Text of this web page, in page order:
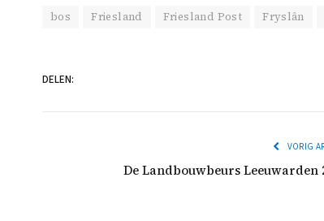
bos Friesland Friesland Post Fryslân
DELEN:
VORIG
De Landbouwbeurs Leeuwarden